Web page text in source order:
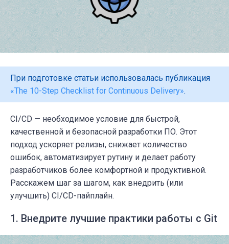
При подготовке статьи использовалась публикация
«The 10-Step Checklist for Continuous Delivery».
CI/CD — необходимое условие для быстрой,
качественной и безопасной разработки ПО. Этот
подход ускоряет релизы, снижает количество
ошибок, автоматизирует рутину и делает работу
разработчиков более комфортной и продуктивной.
Расскажем шаг за шагом, как внедрить (или
улучшить) CI/CD-пайплайн.
1. Внедрите лучшие практики работы с Git